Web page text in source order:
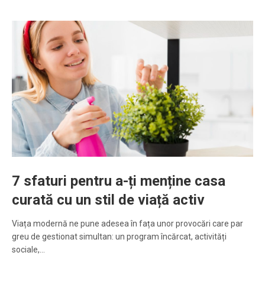
7 sfaturi pentru a-ți menține casa
curată cu un stil de viață activ
Viața modernă ne pune adesea în fața unor provocări care par
greu de gestionat simultan: un program încărcat, activități
sociale,…